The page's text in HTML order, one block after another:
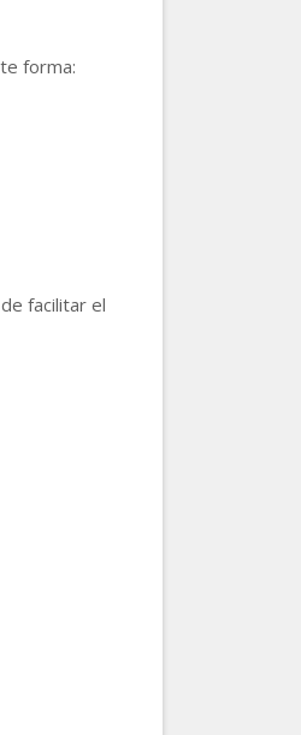
forma:
facilitar el